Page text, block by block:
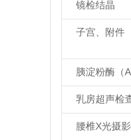
镜检结晶
子宫、附件
胰淀粉酶（
乳房超声检
腰椎X光摄